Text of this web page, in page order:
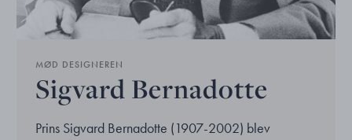
MØD DESIGNEREN
Sigvard Bernadotte
Prins Sigvard Bernadotte (1907-2002) blev